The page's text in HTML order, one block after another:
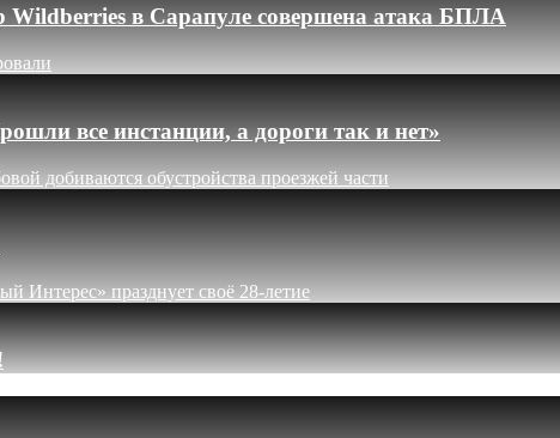
Wildberries в Сарапуле совершена атака БПЛА
все инстанции, а дороги так и нет»
добиваются обустройства проезжей части
Интерес» празднует своё 28-летие